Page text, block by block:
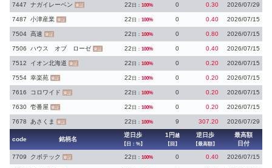
7447 ナガイレーベン 東証 22 日： 100% 0 0.30 2026/07/29
7487 小津産業 東証 22 日： 100% 0 0.40 2026/07/15
7504 高速 東証 22 日： 100% 0 0.80 2026/07/15
7506 ハウス オブ ローゼ 東証 22 日： 100% 0 0.40 2026/07/15
7512 イオン北海道 東証 22 日： 100% 0 0.20 2026/07/15
7554 幸楽苑 東証 22 日： 100% 0 0.20 2026/07/15
7616 コロワイド 東証 22 日： 100% 0 0.20 2026/07/15
7630 壱番屋 東証 22 日： 100% 0 0.20 2026/07/15
7678 あさくま 東証 22 日： 100% 9 307.20 2026/07/29
code 銘柄名
逆日歩
【日：%】
1円 越
【回】
逆日歩
【最高額】
最高額
日付
7709
クボテック 東証 22 日： 100% 0 0.40 2026/07/15